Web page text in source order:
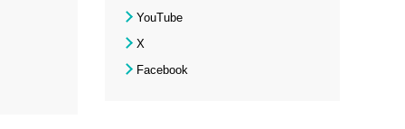
YouTube
X
Facebook